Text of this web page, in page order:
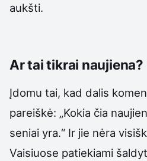
aukšti.
Ar tai tikrai naujiena?
Įdomu tai, kad dalis
pareiškė: „Kokia čia
seniai yra.“ Ir jie nėra
Vaisiuose patiekiami